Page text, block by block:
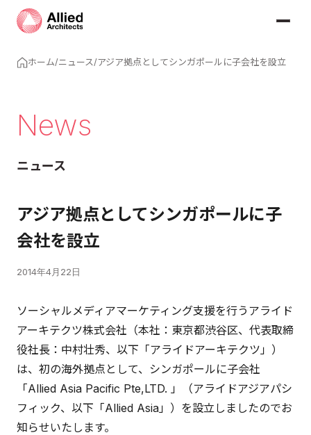
ホーム/ニュース/アジア拠点としてシンガポールに子会社を設立
News
ニュース
アジア拠点としてシンガポールに子
会社を設立
2014年4月22日
ソーシャルメディアマーケティング支援を行うアライド
アーキテクツ株式会社（本社：東京都渋谷区、代表取締
役社長：中村壮秀、以下「アライドアーキテクツ」）
は、初の海外拠点として、シンガポールに子会社
「Allied Asia Pacific Pte,LTD. 」（アライドアジアパシ
フィック、以下「Allied Asia」）を設立しましたのでお
知らせいたします。